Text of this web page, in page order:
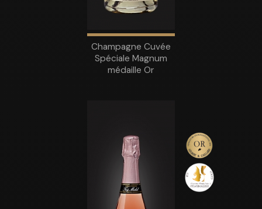
Champagne Cuvée
Spéciale Magnum
médaille Or